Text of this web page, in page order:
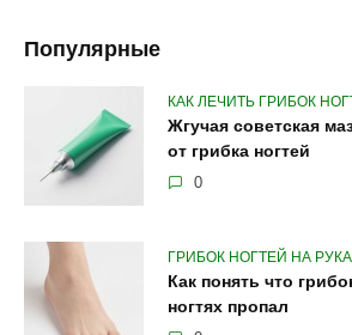
Популярные
КАК ЛЕЧИТЬ ГРИБОК
Жгучая советская
от грибка ногтей
0
ГРИБОК НОГТЕЙ НА
Как понять что
ногтях пропал